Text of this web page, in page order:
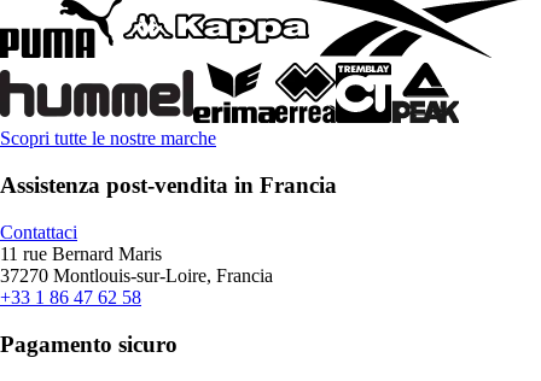
Scopri tutte le nostre marche
Assistenza post-vendita in Francia
Contattaci
11 rue Bernard Maris
37270 Montlouis-sur-Loire, Francia
+33 1 86 47 62 58
Pagamento sicuro